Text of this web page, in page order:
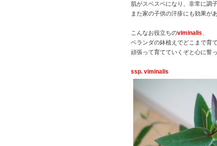
肌がスベスベになり、非常に調
また家の子供の汗疹にも効果が
こんなお役立ちのviminalis、
ベランダの鉢植えでどこまで育
頑張って育てていくぞと心に誓
ssp. viminalis